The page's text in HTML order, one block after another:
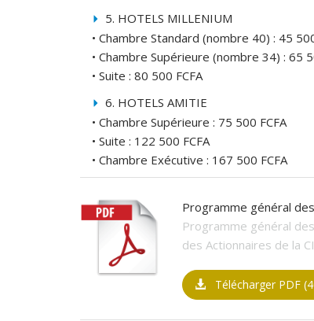
5. HOTELS MILLENIUM
• Chambre Standard (nombre 40) : 45
• Chambre Supérieure (nombre 34) : 65
• Suite : 80 500 FCFA
6. HOTELS AMITIE
• Chambre Supérieure : 75 500 FCFA
• Suite : 122 500 FCFA
• Chambre Exécutive : 167 500 FCFA
Programme général
Programme général
des Actionnaires de la
Télécharger PDF